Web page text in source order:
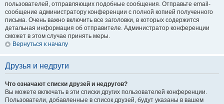
пользователей, отправляющих подобные сообщения. Отправьте email-
сообщение администратору конференции с полной копией полученного
письма. Очень важно включить все заголовки, в которых содержится
детальная информация об отправителе. Администратор конференции
сможет в этом случае принять меры.
Вернуться к началу
Друзья и недруги
Что означают списки друзей и недругов?
Вы можете включать в эти списки других пользователей конференции.
Пользователи, добавленные в список друзей, будут указаны в вашем